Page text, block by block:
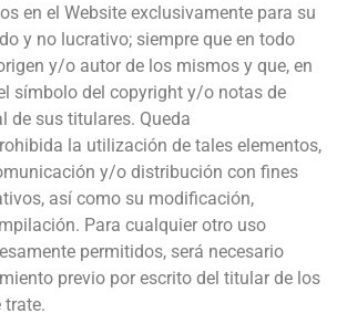
en el Website exclusivamente para su
y no lucrativo; siempre que en todo
y/o autor de los mismos y que, en
símbolo del copyright y/o notas de
de sus titulares. Queda
la utilización de tales elementos,
y/o distribución con fines
así como su modificación,
Para cualquier otro uso
permitidos, será necesario
previo por escrito del titular de los
trate.